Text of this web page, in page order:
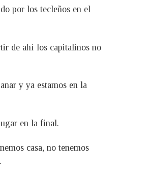
por los tecleños en el
de ahí los capitalinos no
y ya estamos en la
en la final.
casa, no tenemos